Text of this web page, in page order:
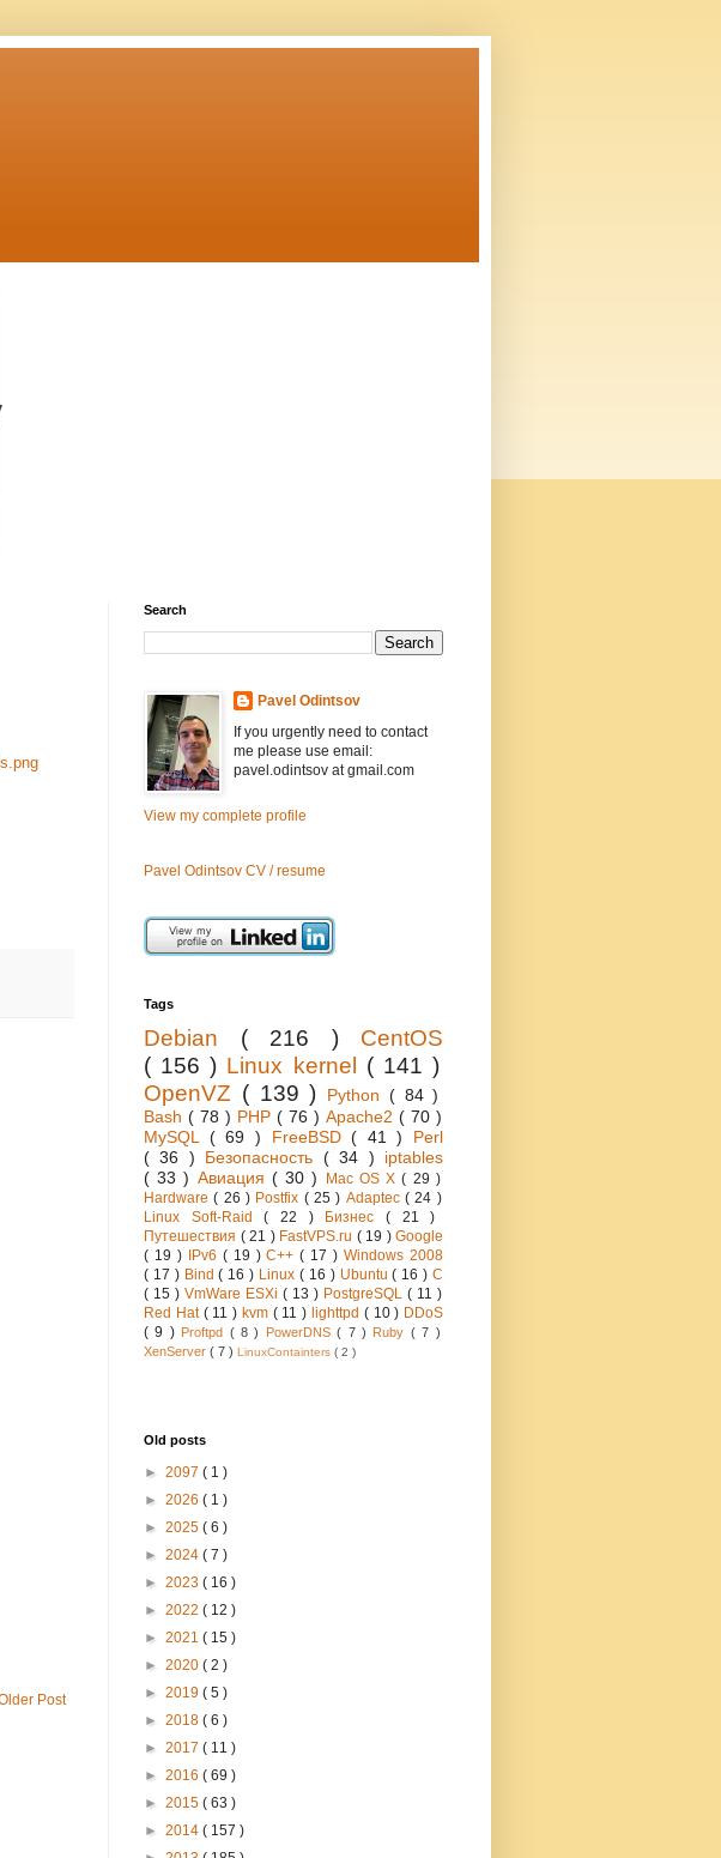
Post
Search
Pavel Odintsov
If you urgently need to contact
me please use email:
pavel.odintsov at gmail.com
View my complete profile
Pavel Odintsov CV / resume
Tags
Debian ( 216 ) CentOS
( 156 ) Linux kernel ( 141 )
OpenVZ ( 139 ) Python ( 84 )
Bash ( 78 ) PHP ( 76 ) Apache2 ( 70 )
MySQL ( 69 ) FreeBSD( 41 ) Perl
( 36 ) Безопасность ( 34 ) iptables
( 33 ) Авиация ( 30 ) Mac OS X( 29 )
Hardware( 26 ) Postfix ( 25 ) Adaptec( 24 )
Linux Soft-Raid( 22 ) Бизнес( 21 )
Путешествия ( 21 ) FastVPS.ru ( 19 ) Google
( 19 )
IPv6 ( 19 )C++( 17 )Windows 2008
( 17 ) Bind( 16 ) Linux ( 16 ) Ubuntu( 16 )C
( 15 ) VmWare ESXi ( 13 ) PostgreSQL ( 11 )
Red Hat ( 11 ) kvm ( 11 ) lighttpd ( 10 ) DDoS
( 9 ) Proftpd ( 8 ) PowerDNS( 7 ) Ruby ( 7 )
XenServer ( 7 ) LinuxContainters ( 2 )
Old posts
► 2097 ( 1 )
► 2026 ( 1 )
► 2025 ( 6 )
► 2024 ( 7 )
► 2023 ( 16 )
► 2022 ( 12 )
► 2021 ( 15 )
► 2020 ( 2 )
► 2019 ( 5 )
► 2018 ( 6 )
► 2017 ( 11 )
► 2016 ( 69 )
► 2015 ( 63 )
► 2014 ( 157 )